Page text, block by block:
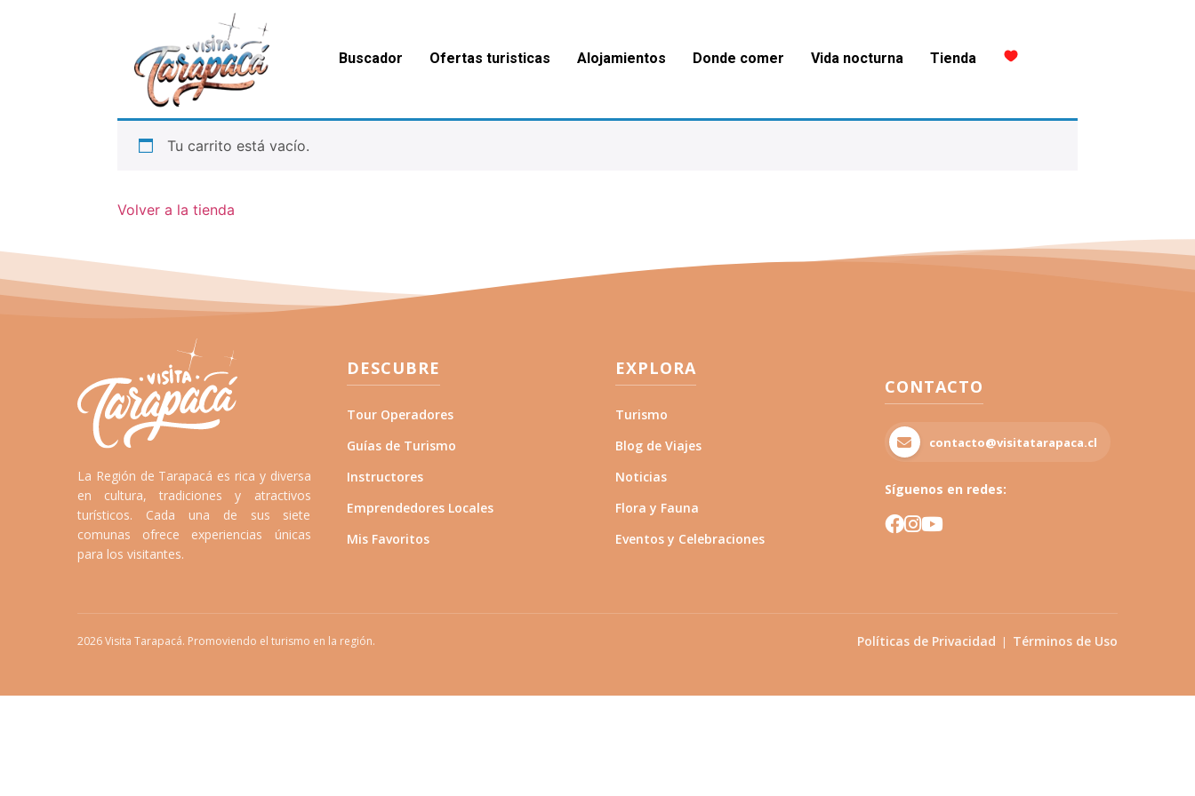
Buscador Ofertas turisticas Alojamientos Donde comer Vida nocturna Tienda
Tu carrito está vacío.
Volver a la tienda
La Región de Tarapacá es rica y diversa
en cultura, tradiciones y atractivos
turísticos. Cada una de sus siete
comunas ofrece experiencias únicas
para los visitantes.
DESCUBRE
Tour Operadores
Guías de Turismo
Instructores
Emprendedores Locales
Mis Favoritos
EXPLORA
Turismo
Blog de Viajes
Noticias
Flora y Fauna
Eventos y Celebraciones
CONTACTO
contacto@visitatarapaca.cl
Síguenos en redes:
2026Visita Tarapacá. Promoviendo el turismo en la región. Políticas de Privacidad | Términos de Uso